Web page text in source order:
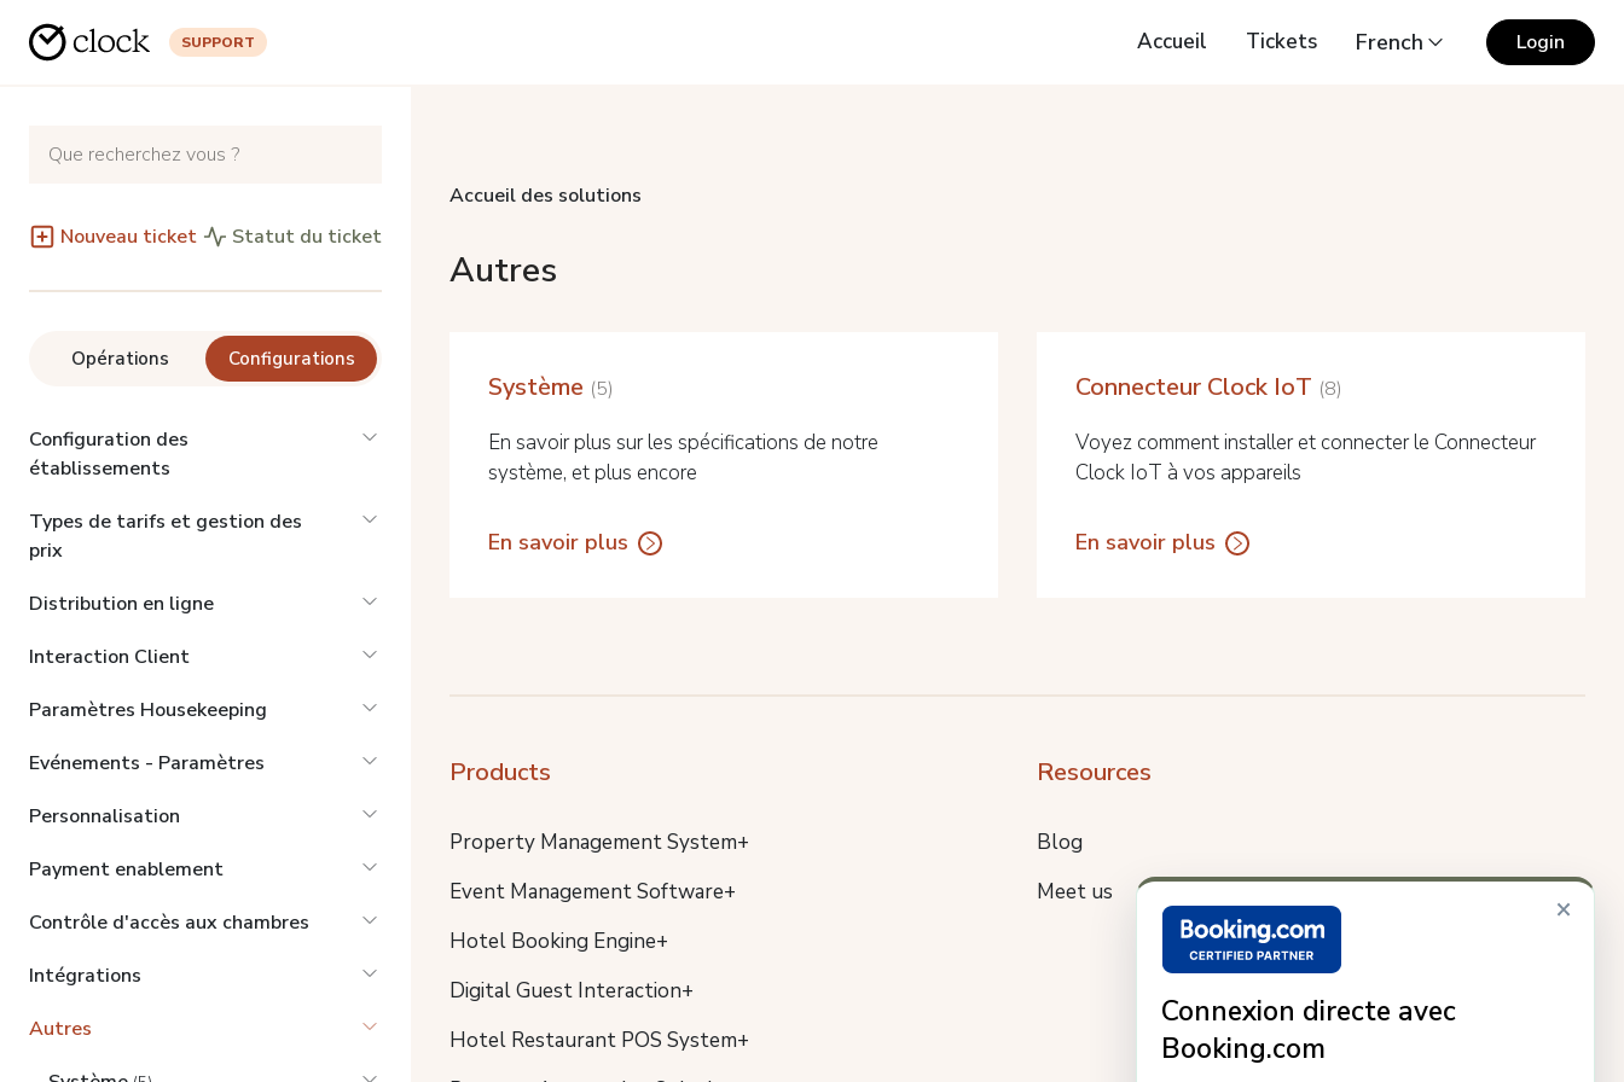
SUPPORT Accueil Tickets French Login
×
Connexion directe avec
Booking.com
Nouveau ticket Statut du ticket
Opérations Configurations
Configuration des
établissements
Types de tarifs et gestion des
prix
Distribution en ligne
Interaction Client
Paramètres Housekeeping
Evénements - Paramètres
Personnalisation
Payment enablement
Contrôle d'accès aux chambres
Intégrations
Autres
Accueil des solutions
Autres
Système 5
En savoir plus sur les spécifications de notre
système, et plus encore
En savoir plus
Connecteur Clock IoT 8
Voyez comment installer et connecter le Connecteur
Clock IoT à vos appareils
En savoir plus
Products
Property Management System+
Event Management Software+
Hotel Booking Engine+
Digital Guest Interaction+
Hotel Restaurant POS System+
Resources
Blog
Meet us